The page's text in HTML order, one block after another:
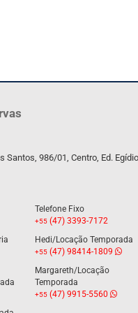
Santos, 986/01, Centro, Ed.
Telefone Fixo
+55(47) 3393-7172
Hedi/Locação Temporada
+55(47) 98414-1809
Margareth/Locação
Temporada
+55(47) 9915-5560